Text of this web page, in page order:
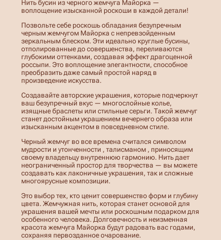
а
Б
с
и
н
ы
н
и
т
ь
и
з
ч
е
р
н
о
г
о
ж
е
м
ч
у
г
а
М
а
й
Нить бусин из черного жемчуга Майорка —
воплощение изысканной роскоши в каждой детали!
Позвольте себе роскошь обладания безупречным
черным жемчугом Майорка с непревзойденным
зеркальным блеском. Эти идеально круглые бусины,
отполированные до совершенства, переливаются
глубокими оттенками, создавая эффект драгоценной
россыпи. Это воплощение элегантности, способное
преобразить даже самый простой наряд в
произведение искусства.
Создавайте авторские украшения, которые подчеркнут
ваш безупречный вкус — многослойные колье,
изящные браслеты или стильные серьги. Такой жемчуг
станет достойным украшением вечернего образа или
изысканным акцентом в повседневном стиле.
Черный жемчуг во все времена считался символом
мудрости и утонченности , талисманом , приносящим
своему владельцу внутреннюю гармонию. Нить дает
неограниченный простор для творчества — вы можете
создавать как лаконичные украшения, так и сложные
многоярусные композиции.
Это выбор тех, кто ценит совершенство форм и глубину
цвета. Жемчужная нить, которая станет основой для
украшения вашей мечты или роскошным подарком для
особенного человека. Долговечность и неизменная
красота жемчуга Майорка будут радовать вас годами,
сохраняя первозданное очарование.